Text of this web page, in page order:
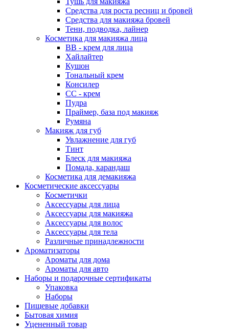
Средства для роста ресниц и бровей
Средства для макияжа бровей
Тени, подводка, лайнер
Косметика для макияжа лица
ВВ - крем для лица
Хайлайтер
Кушон
Тональный крем
Консилер
СС - крем
Пудра
Праймер, база под макияж
Румяна
Макияж для губ
Увлажнение для губ
Тинт
Блеск для макияжа
Помада, карандаш
Косметика для демакияжа
Косметические аксессуары
Косметички
Аксессуары для лица
Аксессуары для макияжа
Аксессуары для волос
Аксессуары для тела
Различные принадлежности
Ароматизаторы
Ароматы для дома
Ароматы для авто
Наборы и подарочные сертификаты
Упаковка
Наборы
Пищевые добавки
Бытовая химия
Уцененный товар